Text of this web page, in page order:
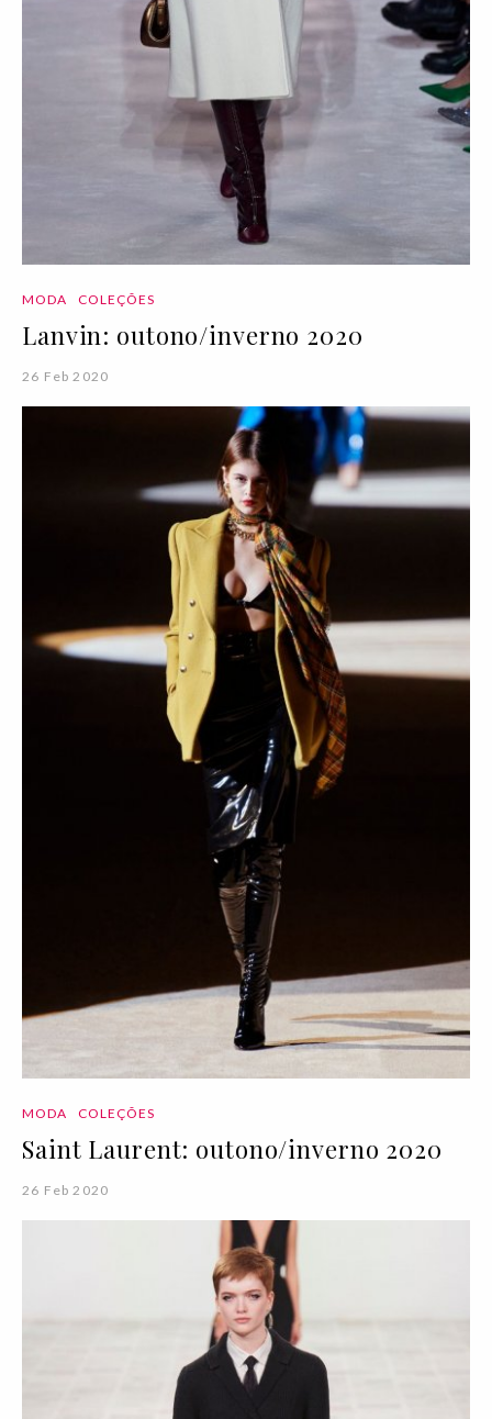
MODA COLEÇÕES
Lanvin: outono/inverno 2020
26 Feb 2020
MODA COLEÇÕES
Saint Laurent: outono/inverno 2020
26 Feb 2020